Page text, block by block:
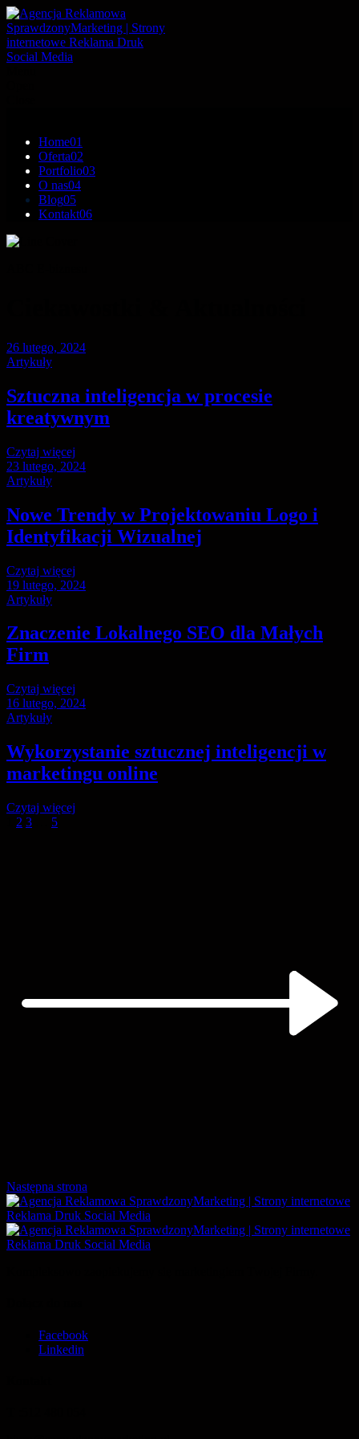
Home01
Oferta02
Portfolio03
O nas04
Blog05
Kontakt06
26 lutego, 2024
Artykuły
Sztuczna inteligencja w procesie
kreatywnym
Czytaj więcej
23 lutego, 2024
Artykuły
Nowe Trendy w Projektowaniu Logo i
Identyfikacji Wizualnej
Czytaj więcej
19 lutego, 2024
Artykuły
Znaczenie Lokalnego SEO dla Małych
Firm
Czytaj więcej
16 lutego, 2024
Artykuły
Wykorzystanie sztucznej inteligencji w
marketingu online
Czytaj więcej
2 3 5
Następna strona
Facebook
Linkedin